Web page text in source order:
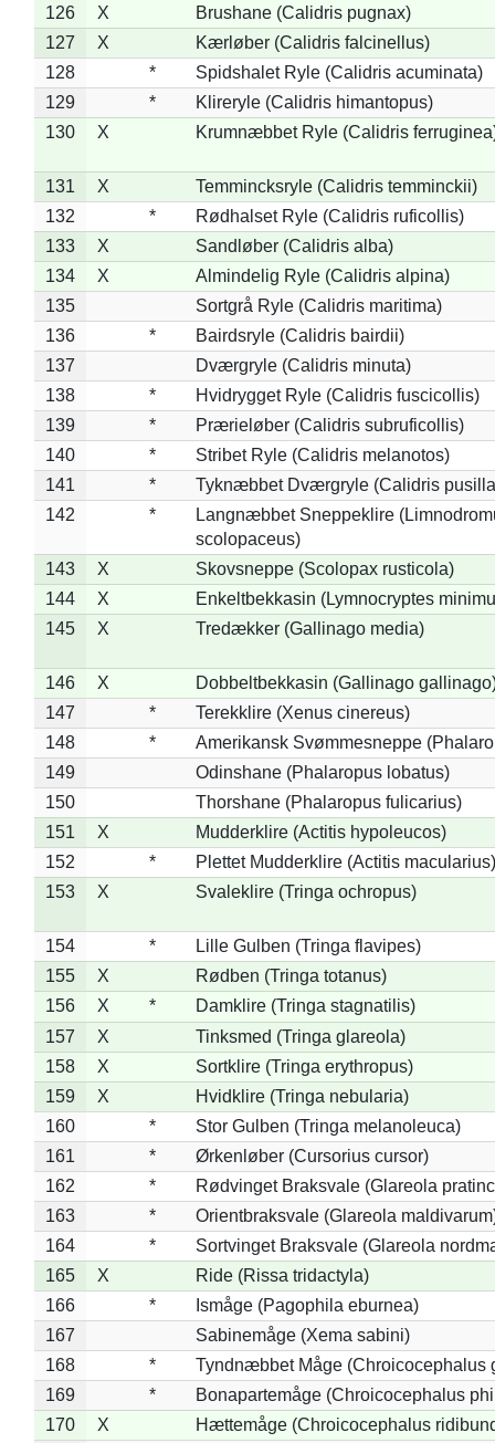
126 X
Brushane (Calidris pugnax)
127
X
Kærløber (Calidris falcinellus)
128
*
Spidshalet Ryle (Calidris acuminata)
129
*
Klireryle (Calidris himantopus)
130
X Krumnæbbet Ryle (Calidris
131 X
Temmincksryle (Calidris temminckii)
132
*
Rødhalset Ryle (Calidris ruficollis)
133
X
Sandløber (Calidris alba)
134
X
Almindelig Ryle (Calidris alpina)
135
Sortgrå Ryle (Calidris maritima)
136
*
Bairdsryle (Calidris bairdii)
137
Dværgryle (Calidris minuta)
138
*
Hvidrygget Ryle (Calidris fuscicollis)
139
*
Prærieløber (Calidris subruficollis)
140
*
Stribet Ryle (Calidris melanotos)
141
*
Tyknæbbet Dværgryle (Calidris
142
*
Langnæbbet Sneppeklire
scolopaceus)
143
X
Skovsneppe (Scolopax rusticola)
144
X
Enkeltbekkasin (Lymnocryptes
145
X Tredækker (Gallinago media)
146 X
Dobbeltbekkasin (Gallinago
147
*
Terekklire (Xenus cinereus)
148
*
Amerikansk Svømmesneppe
149
Odinshane (Phalaropus lobatus)
150
Thorshane (Phalaropus fulicarius)
151
X
Mudderklire (Actitis hypoleucos)
152
*
Plettet Mudderklire (Actitis macularius)
153
X Svaleklire (Tringa ochropus)
154 *
Lille Gulben (Tringa flavipes)
155
X
Rødben (Tringa totanus)
156
X *
Damklire (Tringa stagnatilis)
157
X
Tinksmed (Tringa glareola)
158
X
Sortklire (Tringa erythropus)
159
X
Hvidklire (Tringa nebularia)
160
*
Stor Gulben (Tringa melanoleuca)
161
*
Ørkenløber (Cursorius cursor)
162
*
Rødvinget Braksvale (Glareola
163
*
Orientbraksvale (Glareola
164
*
Sortvinget Braksvale (Glareola
165
X
Ride (Rissa tridactyla)
166
*
Ismåge (Pagophila eburnea)
167
Sabinemåge (Xema sabini)
168
*
Tyndnæbbet Måge (Chroicocephalus
169
*
Bonapartemåge (Chroicocephalus
170
X
Hættemåge (Chroicocephalus